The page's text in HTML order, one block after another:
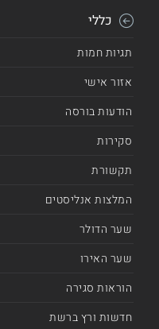
כללי
תגיות חמות
אזור אישי
הודעות בורסה
סקירות
תקשורת
המלצות אנליסטים
שער הדולר
שער האירו
הוראות סגירה
חדשות ורץ ברשת